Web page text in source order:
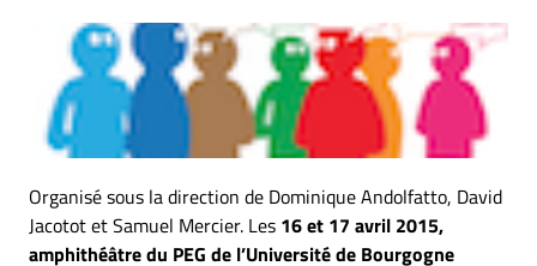
Organisé sous la direction de Dominique Andolfatto, David
Jacotot et Samuel Mercier. Les 16 et 17 avril 2015,
amphithéâtre du PEG de l’Université de Bourgogne